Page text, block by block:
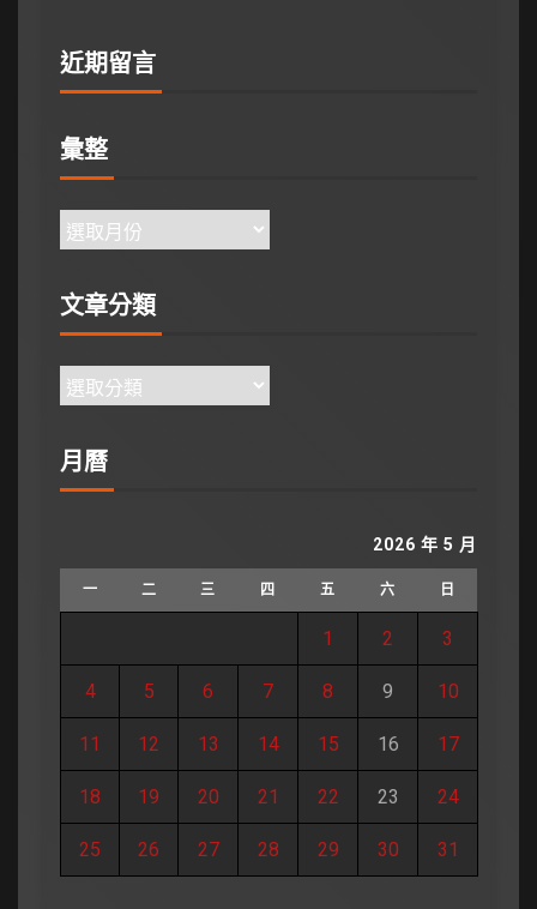
近期留言
彙整
文章分類
月曆
2026 年 5 月
一 二 三 四 五 六 日
1 2 3
4 5 6 7 8 9 10
11 12 13 14 15 16 17
18 19 20 21 22 23 24
25 26 27 28 29 30 31